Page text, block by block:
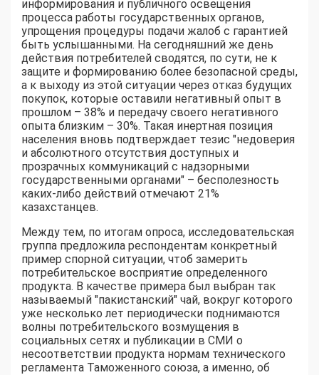
информирования и публичного освещения
процесса работы государственных органов,
упрощения процедуры подачи жалоб с гарантией
быть услышанными. На сегодняшний же день
действия потребителей сводятся, по сути, не к
защите и формированию более безопасной среды,
а к выходу из этой ситуации через отказ будущих
покупок, которые оставили негативный опыт в
прошлом – 38% и передачу своего негативного
опыта близким – 30%. Такая инертная позиция
населения вновь подтверждает тезис "недоверия
и абсолютного отсутствия доступных и
прозрачных коммуникаций с надзорными
государственными органами" – бесполезность
каких-либо действий отмечают 21%
казахстанцев.
Между тем, по итогам опроса, исследовательская
группа предложила респондентам конкретный
пример спорной ситуации, чтоб замерить
потребительское восприятие определенного
продукта. В качестве примера был выбран так
называемый "пакистанский" чай, вокруг которого
уже несколько лет периодически поднимаются
волны потребительского возмущения в
социальных сетях и публикации в СМИ о
несоответствии продукта нормам технического
регламента Таможенного союза, а именно, об